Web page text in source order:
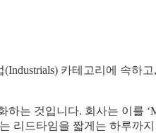
카테고리에 속하
것입니다. 회사는 이를
리드타임을 짧게는 하루까